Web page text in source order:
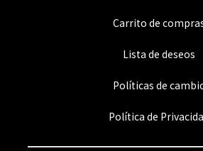
Carrito de
Lista de deseos
Políticas de
Política de